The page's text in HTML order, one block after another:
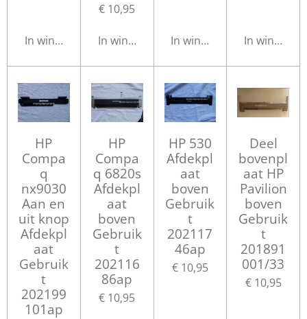
In winkelwagen
€ 10,95
In winkelwagenIn winkelwagenIn
HP
Compa
q
nx9030
Aan en
uit knop
Afdekpl
aat
Gebruik
t
202199
101ap
HP
Compa
q 6820s
Afdekpl
aat
boven
Gebruik
t
202116
86ap
€ 10,95
HP 530
Afdekpl
aat
boven
Gebruik
t
202117
46ap
€ 10,95
Deel
bovenpl
aat HP
Pavilion
boven
Gebruik
t
201891
001/33
€ 10,95